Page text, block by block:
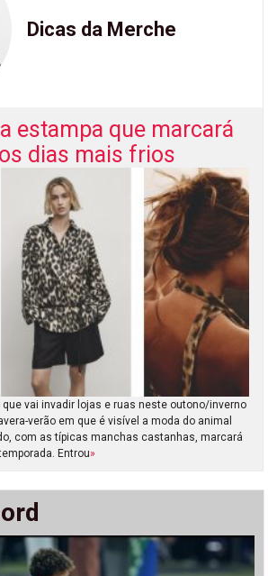
Dicas da Merche
estampa que marcará
dias mais frios
que vai invadir lojas e ruas neste outono/inverno
verão em que é visível a moda do animal
com as típicas manchas castanhas, marcará
Entrou»